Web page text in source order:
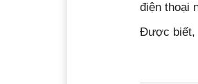
điện thoại
Được biết,